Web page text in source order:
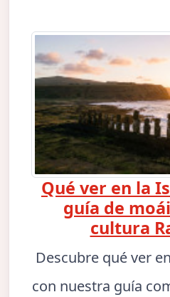
Qué ver en la
guía de
cultura
Descubre qué ver
con nuestra guía